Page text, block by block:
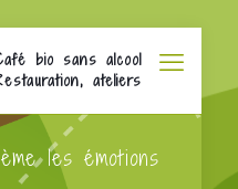
bio sans alcool
ateliers
les émotions